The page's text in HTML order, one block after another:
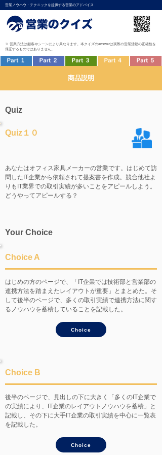
営業ノウハウ・テクニックを提供する営業のアドバイス
※ 営業方法は顧客やシーンにより異なります。本クイズのanswerは実際の営業活動の正確性を
保証するものではありません。
商品説明
Quiz
Quiz１０
あなたはオフィス家具メーカーの営業です。はじめて訪
問したIT企業から依頼されて提案書を作成。競合他社よ
りもIT業界での取引実績が多いことをアピールしよう。
どうやってアピールする？
Your Choice
Choice A
はじめの方のページで、「IT企業では技術部と営業部の
連携方法を踏まえたレイアウトが重要」とまとめた。そ
して後半のページで、多くの取引実績で連携方法に関す
るノウハウを蓄積していることを記載した。
Choice
Choice B
後半のページで、見出しの下に大きく「多くのIT企業で
の実績により、IT企業のレイアウトノウハウを蓄積」と
記載し、その下に大手IT企業の取引実績を中心に一覧表
を記載した。
Choice